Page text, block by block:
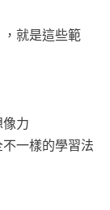
就是這些範
力
一樣的學習法